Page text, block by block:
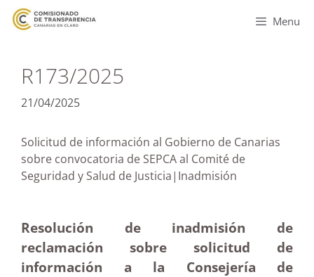
Menu
R173/2025
21/04/2025
Solicitud de información al Gobierno de Canarias
sobre convocatoria de SEPCA al Comité de
Seguridad y Salud de Justicia|Inadmisión
Resolución de inadmisión de
reclamación sobre solicitud de
información a la Consejería de